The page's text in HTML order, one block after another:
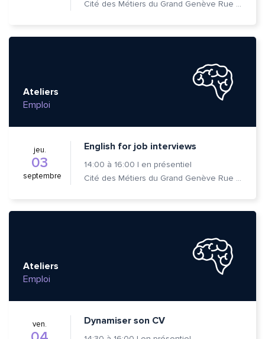
Cité des Métiers du Grand Genève Rue Prévost-Martin 6 1205 Genève
Ateliers
Emploi
jeu.
03
septembre
English for job interviews
14:00 à 16:00 | en présentiel
Cité des Métiers du Grand Genève Rue Prévost-Martin 6 1205 Genève
Ateliers
Emploi
ven. Dynamiser son CV